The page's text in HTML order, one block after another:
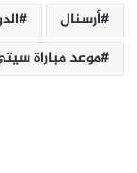
أرسنال
موعد مباراة